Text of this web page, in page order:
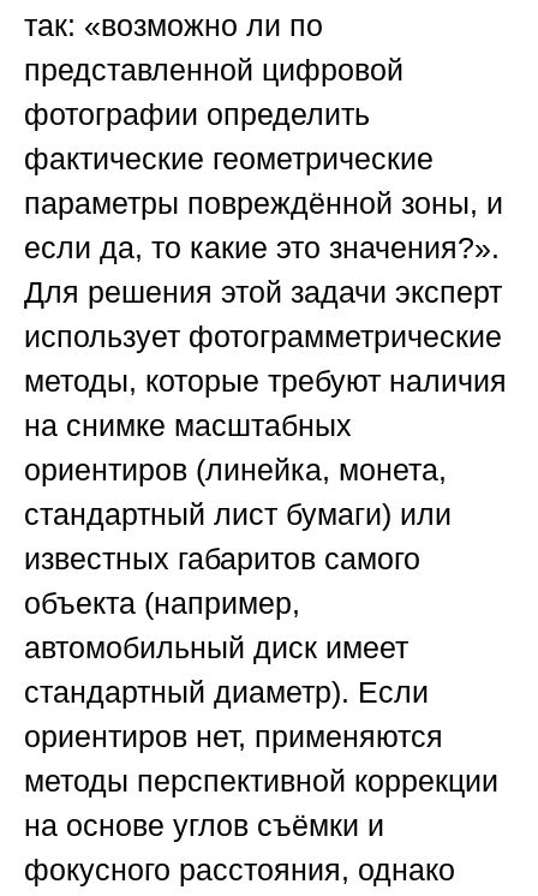
так: «возможно ли по
представленной цифровой
фотографии определить
фактические геометрические
параметры повреждённой зоны, и
если да, то какие это значения?».
Для решения этой задачи эксперт
использует фотограмметрические
методы, которые требуют наличия
на снимке масштабных
ориентиров (линейка, монета,
стандартный лист бумаги) или
известных габаритов самого
объекта (например,
автомобильный диск имеет
стандартный диаметр). Если
ориентиров нет, применяются
методы перспективной коррекции
на основе углов съёмки и
фокусного расстояния, однако